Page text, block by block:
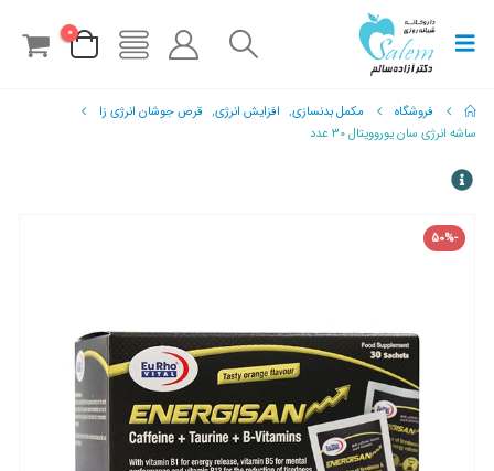
0
فروشگاه مکمل بدنسازی, افزایش انرژی, قرص جوشان انرژی زا
ساشه انرژی سان یوروویتال 30 عدد
-50%